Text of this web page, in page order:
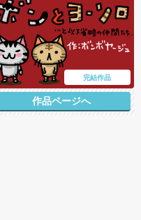
完結作品
作品ページへ